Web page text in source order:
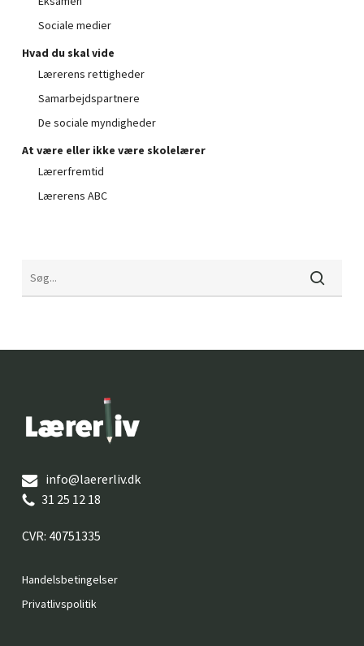
Ingen varer i kurven.
Sociale medier
Hvad du skal vide
Lærerens rettigheder
Samarbejdspartnere
De sociale myndigheder
At være eller ikke være skolelærer
Lærerfremtid
Lærerens ABC
info@laererliv.dk
31 25 12 18
CVR: 40751335
Handelsbetingelser
Privatlivspolitik